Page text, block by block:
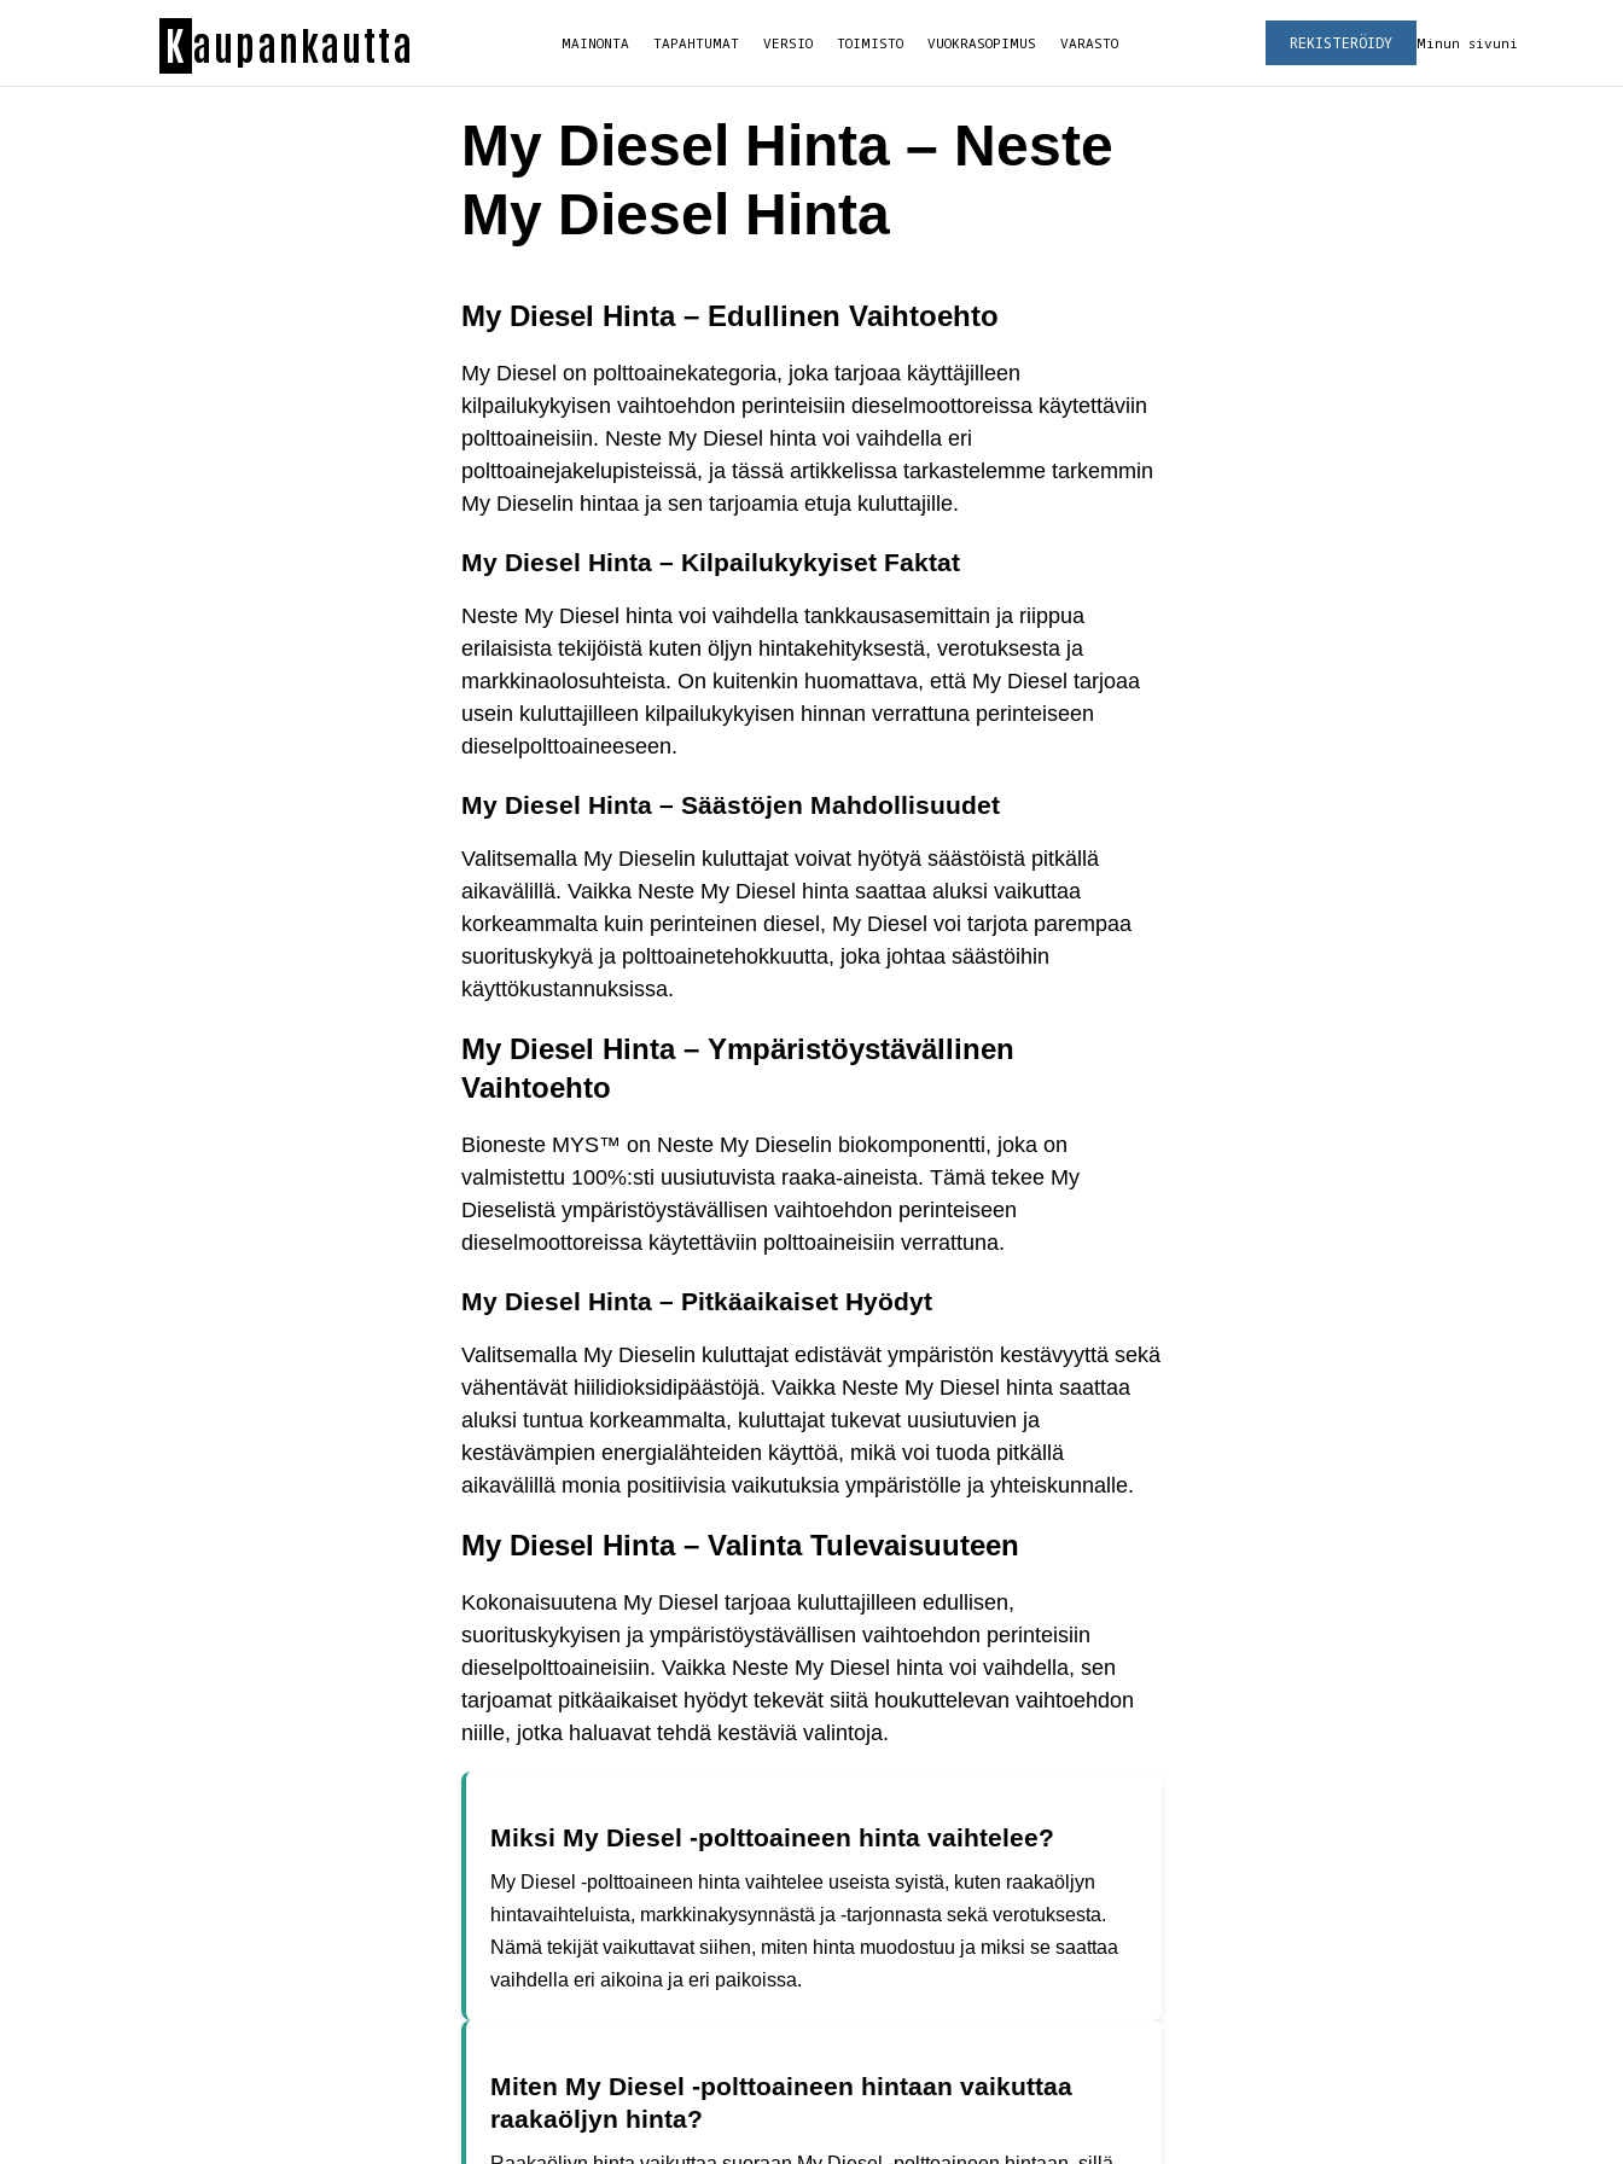
K aupankautta MAINONTA TAPAHTUMAT VERSIO TOIMISTO VUOKRASOPIMUS VARASTO Minun sivuni
REKISTERÖIDY
My Diesel Hinta – Neste
My Diesel Hinta
My Diesel Hinta – Edullinen Vaihtoehto
My Diesel on polttoainekategoria, joka tarjoaa käyttäjilleen
kilpailukykyisen vaihtoehdon perinteisiin dieselmoottoreissa käytettäviin
polttoaineisiin. Neste My Diesel hinta voi vaihdella eri
polttoainejakelupisteissä, ja tässä artikkelissa tarkastelemme tarkemmin
My Dieselin hintaa ja sen tarjoamia etuja kuluttajille.
My Diesel Hinta – Kilpailukykyiset Faktat
Neste My Diesel hinta voi vaihdella tankkausasemittain ja riippua
erilaisista tekijöistä kuten öljyn hintakehityksestä, verotuksesta ja
markkinaolosuhteista. On kuitenkin huomattava, että My Diesel tarjoaa
usein kuluttajilleen kilpailukykyisen hinnan verrattuna perinteiseen
dieselpolttoaineeseen.
My Diesel Hinta – Säästöjen Mahdollisuudet
Valitsemalla My Dieselin kuluttajat voivat hyötyä säästöistä pitkällä
aikavälillä. Vaikka Neste My Diesel hinta saattaa aluksi vaikuttaa
korkeammalta kuin perinteinen diesel, My Diesel voi tarjota parempaa
suorituskykyä ja polttoainetehokkuutta, joka johtaa säästöihin
käyttökustannuksissa.
My Diesel Hinta – Ympäristöystävällinen
Vaihtoehto
Bioneste MYS™ on Neste My Dieselin biokomponentti, joka on
valmistettu 100%:sti uusiutuvista raaka-aineista. Tämä tekee My
Dieselistä ympäristöystävällisen vaihtoehdon perinteiseen
dieselmoottoreissa käytettäviin polttoaineisiin verrattuna.
My Diesel Hinta – Pitkäaikaiset Hyödyt
Valitsemalla My Dieselin kuluttajat edistävät ympäristön kestävyyttä sekä
vähentävät hiilidioksidipäästöjä. Vaikka Neste My Diesel hinta saattaa
aluksi tuntua korkeammalta, kuluttajat tukevat uusiutuvien ja
kestävämpien energialähteiden käyttöä, mikä voi tuoda pitkällä
aikavälillä monia positiivisia vaikutuksia ympäristölle ja yhteiskunnalle.
My Diesel Hinta – Valinta Tulevaisuuteen
Kokonaisuutena My Diesel tarjoaa kuluttajilleen edullisen,
suorituskykyisen ja ympäristöystävällisen vaihtoehdon perinteisiin
dieselpolttoaineisiin. Vaikka Neste My Diesel hinta voi vaihdella, sen
tarjoamat pitkäaikaiset hyödyt tekevät siitä houkuttelevan vaihtoehdon
niille, jotka haluavat tehdä kestäviä valintoja.
Miksi My Diesel -polttoaineen hinta vaihtelee?
My Diesel -polttoaineen hinta vaihtelee useista syistä, kuten raakaöljyn
hintavaihteluista, markkinakysynnästä ja -tarjonnasta sekä verotuksesta.
Nämä tekijät vaikuttavat siihen, miten hinta muodostuu ja miksi se saattaa
vaihdella eri aikoina ja eri paikoissa.
Miten My Diesel -polttoaineen hintaan vaikuttaa
raakaöljyn hinta?